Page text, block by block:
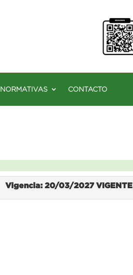
NORMATIVAS CONTACTO
Vigencia: 20/03/2027 VIGENTE